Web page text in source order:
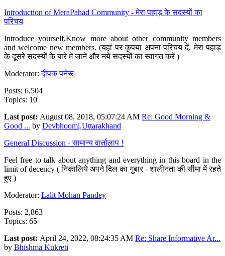
Introduction of MeraPahad Community - मेरा पहाड़ के सदस्यों का
परिचय
Introduce yourself,Know more about other community members
and welcome new members. (यहां पर कृपया अपना परिचय दें, मेरा पहाड़
के दूसरे सदस्यों के बारे में जानें और नये सदस्यों का स्वागत करें )
Moderator:दीपक पनेरू
Posts: 6,504
Topics: 10
Last post: August 08, 2018, 05:07:24 AM Re: Good Morning &
Good ... by Devbhoomi,Uttarakhand
General Discussion - सामान्य वार्तालाप !
Feel free to talk about anything and everything in this board in the
limit of decency ( निकालिये अपने दिल का गुबार - शालीनता की सीमा में रहते
हुए )
Moderator: Lalit Mohan Pandey
Posts: 2,863
Topics: 65
Last post: April 24, 2022, 08:24:35 AM Re: Share Informative Ar...
by Bhishma Kukreti